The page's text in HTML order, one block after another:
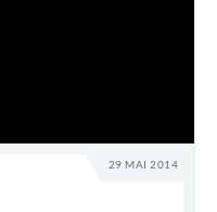
29 MAI 2014